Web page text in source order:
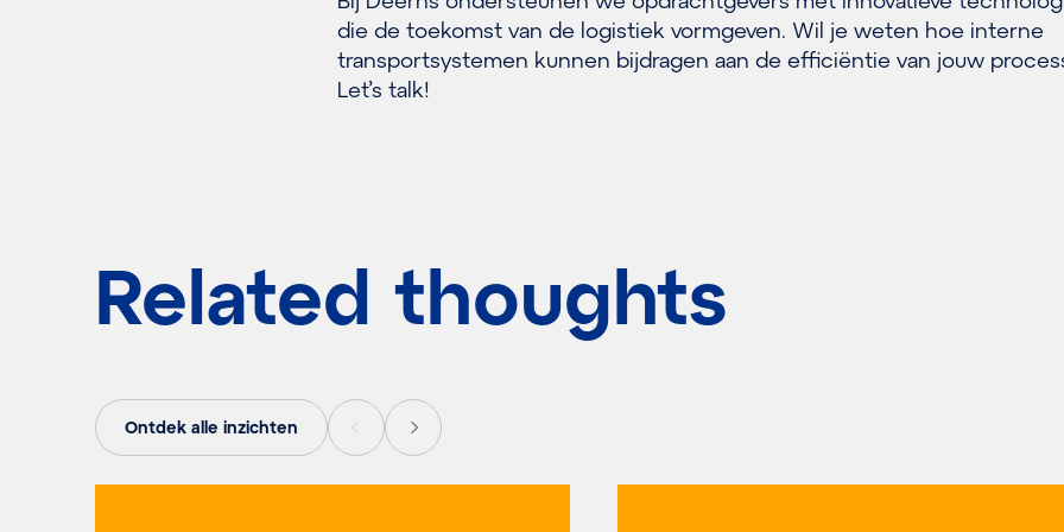
die de toekomst van de logistiek vormgeven. Wil je weten hoe interne
transportsystemen kunnen bijdragen aan de efficiëntie van jouw
Let’s talk!
Related thoughts
Ontdek alle inzichten